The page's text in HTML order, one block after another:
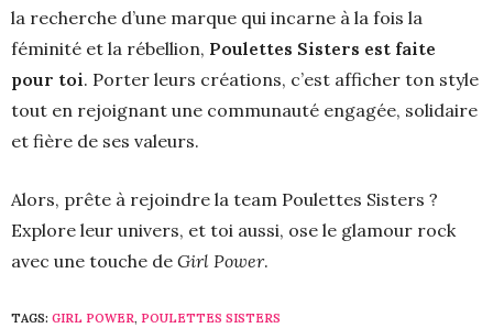
la recherche d’une marque qui incarne à la fois la
féminité et la rébellion, Poulettes Sisters est faite
pour toi. Porter leurs créations, c’est afficher ton style
tout en rejoignant une communauté engagée, solidaire
et fière de ses valeurs.
Alors, prête à rejoindre la team Poulettes Sisters ?
Explore leur univers, et toi aussi, ose le glamour rock
avec une touche de Girl Power.
TAGS: GIRL POWER, POULETTES SISTERS